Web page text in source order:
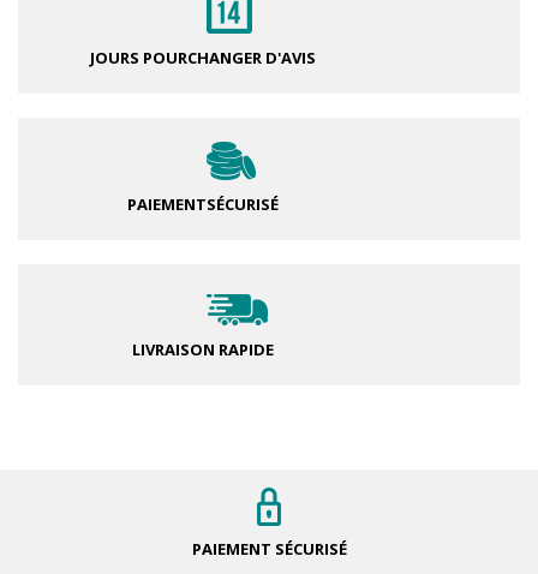
JOURS POURCHANGER D'AVIS
PAIEMENTSÉCURISÉ
LIVRAISON RAPIDE
PAIEMENT SÉCURISÉ